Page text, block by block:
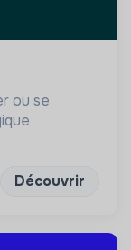
ou se
Découvrir